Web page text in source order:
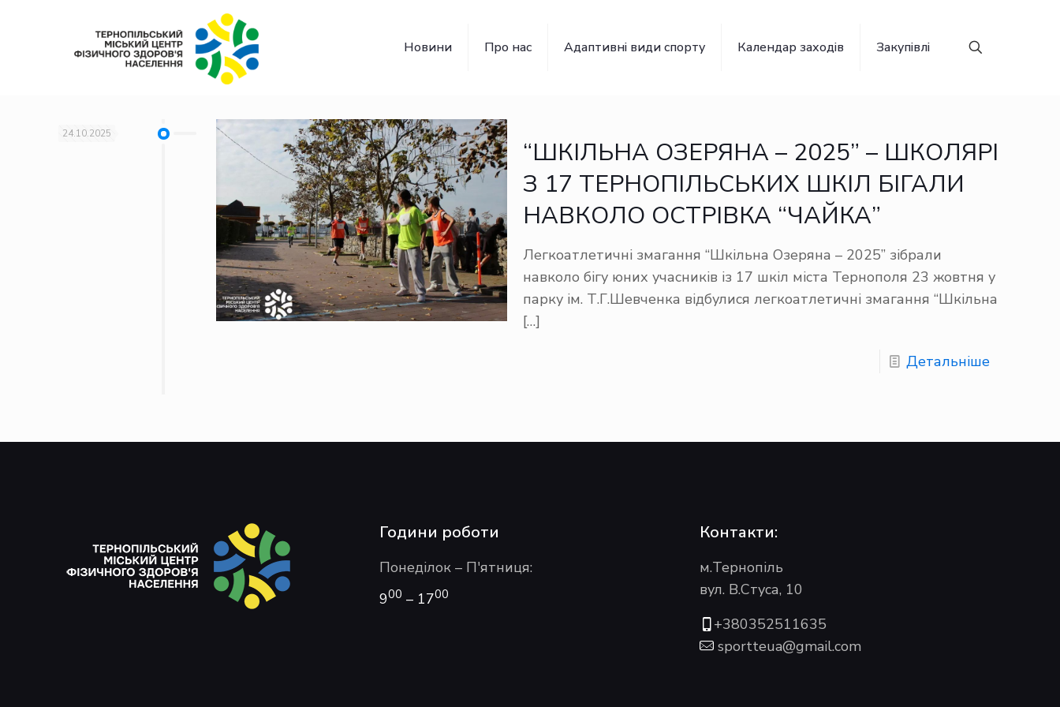
Новини Про нас Адаптивні види спорту Календар заходів Закупівлі
24.10.2025
“ШКІЛЬНА ОЗЕРЯНА – 2025” – ШКОЛЯРІ
З 17 ТЕРНОПІЛЬСЬКИХ ШКІЛ БІГАЛИ
НАВКОЛО ОСТРІВКА “ЧАЙКА”
Легкоатлетичні змагання “Шкільна Озеряна – 2025” зібрали
навколо бігу юних учасників із 17 шкіл міста Тернополя 23 жовтня у
парку ім. Т.Г.Шевченка відбулися легкоатлетичні змагання “Шкільна
[…]
Детальніше
Години роботи
Понеділок – П'ятниця:
900 – 1700
Контакти:
м.Тернопіль
вул. В.Стуса, 10
+380352511635
sportteua@gmail.com